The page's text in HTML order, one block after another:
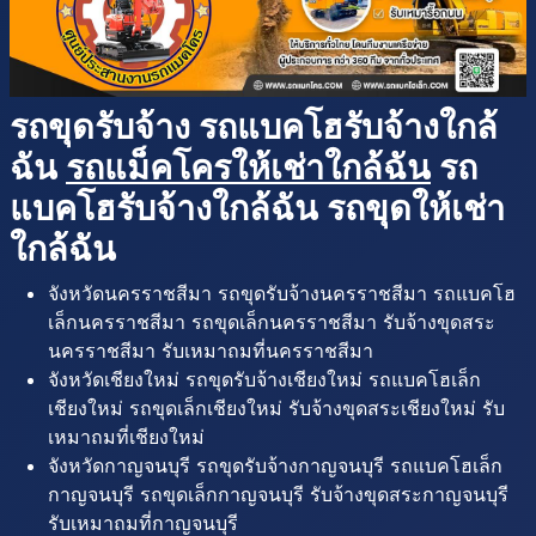
รถขุดรับจ้าง รถแบคโฮรับจ้างใกล้
ฉัน รถแม็คโครให้เช่าใกล้ฉัน รถ
แบคโฮรับจ้างใกล้ฉัน รถขุดให้เช่า
ใกล้ฉัน
จังหวัดนครราชสีมา รถขุดรับจ้างนครราชสีมา รถแบคโฮ
เล็กนครราชสีมา รถขุดเล็กนครราชสีมา รับจ้างขุดสระ
นครราชสีมา รับเหมาถมที่นครราชสีมา
จังหวัดเชียงใหม่ รถขุดรับจ้างเชียงใหม่ รถแบคโฮเล็ก
เชียงใหม่ รถขุดเล็กเชียงใหม่ รับจ้างขุดสระเชียงใหม่ รับ
เหมาถมที่เชียงใหม่
จังหวัดกาญจนบุรี รถขุดรับจ้างกาญจนบุรี รถแบคโฮเล็ก
กาญจนบุรี รถขุดเล็กกาญจนบุรี รับจ้างขุดสระกาญจนบุรี
รับเหมาถมที่กาญจนบุรี